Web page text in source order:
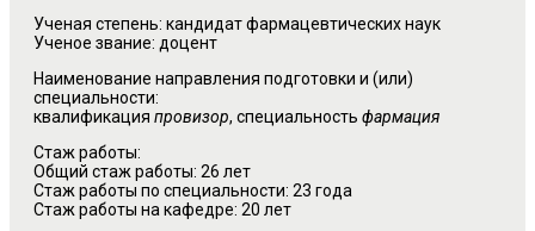
Ученая степень: кандидат фармацевтических наук
Ученое звание: доцент
Наименование направления подготовки и (или)
специальности:
квалификация провизор, специальность фармация
Стаж работы:
Общий стаж работы: 26 лет
Стаж работы по специальности: 23 года
Стаж работы на кафедре: 20 лет